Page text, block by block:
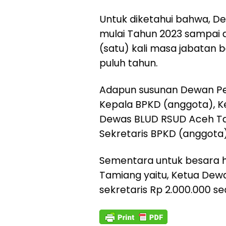
Untuk diketahui bahwa,
mulai Tahun 2023
(satu) kali masa jabatan
puluh tahun.
Adapun susunan Dewan
Kepala BPKD (anggota),
Dewas BLUD RSUD Aceh
Sekretaris BPKD
Sementara untuk besara
Tamiang yaitu, Ketua
sekretaris Rp 2.000.000